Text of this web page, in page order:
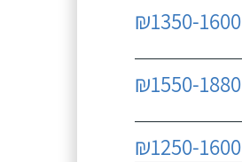
₪1350-1600
₪1550-1880
₪1250-1600